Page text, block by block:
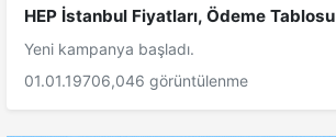
HEP İstanbul Fiyatları, Ödeme Tablosu
Yeni kampanya başladı.
01.01.19706,046 görüntülenme